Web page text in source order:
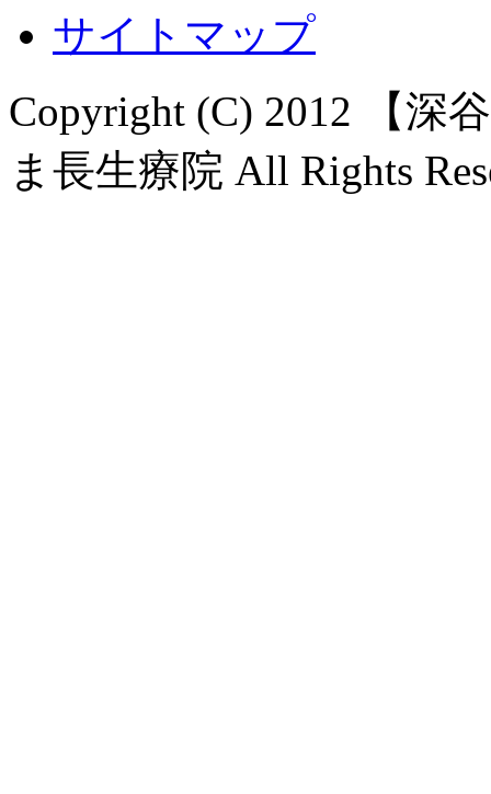
サイトマップ
Copyright (C) 2012 【深
ま長生療院 All Rights